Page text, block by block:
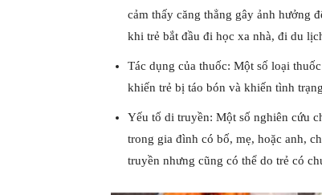
cảm thấy căng thẳng gây ảnh hưởng
khi trẻ bắt đầu đi học xa nhà, đi du
Tác dụng của thuốc: Một số loại
khiến trẻ bị táo bón và khiến tình
Yếu tố di truyền: Một số nghiên cứu
trong gia đình có bố, mẹ, hoặc anh,
truyền nhưng cũng có thể do trẻ có